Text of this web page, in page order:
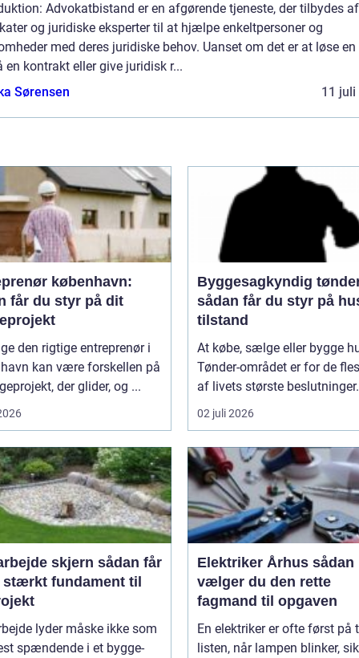
Advokatbistand er en afgørende tjeneste, der tilbydes af
og juridiske eksperter til at hjælpe enkeltpersoner og
med deres juridiske behov. Uanset om det er at løse
en kontrakt eller give juridisk r...
Sørensen
11 juli
københavn:
får du styr på dit
den rigtige entreprenør i
kan være forskellen på
der glider, og ...
Byggesagkyndig
sådan får du styr på
tilstand
At købe, sælge eller bygge
Tønder-området er for de
af livets største
02 juli 2026
skjern sådan får
stærkt fundament til
lyder måske ikke som
spændende i et bygge-
Elektriker Århus sådan
vælger du den rette
fagmand til opgaven
En elektriker er ofte først på
listen, når lampen blinker,